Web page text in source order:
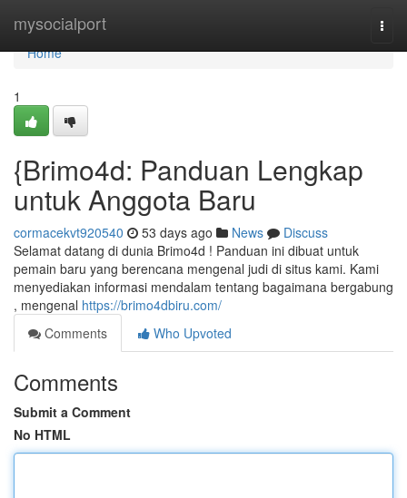
mysocialport
Home
Home
1
{Brimo4d: Panduan Lengkap
untuk Anggota Baru
cormacekvt920540 53 days ago News
Discuss
Selamat datang di dunia Brimo4d ! Panduan ini dibuat untuk
pemain baru yang berencana mengenal judi di situs kami. Kami
menyediakan informasi mendalam tentang bagaimana bergabung
, mengenal https://brimo4dbiru.com/
Comments
Who Upvoted
Comments
Submit a Comment
No HTML